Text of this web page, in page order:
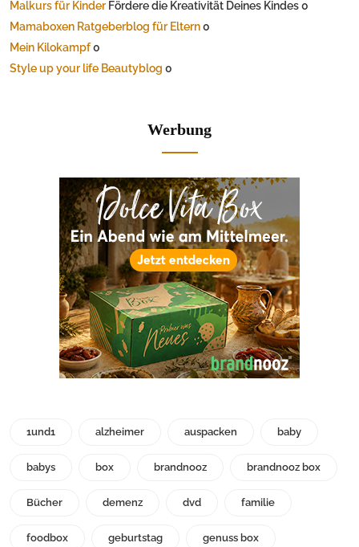
Malkurs für Kinder Fördere die Kreativität Deines Kindes 0
Mamaboxen Ratgeberblog für Eltern0
Mein Kilokampf0
Style up your life Beautyblog 0
Werbung
1und1 alzheimer auspacken baby
babys box brandnooz brandnooz box
Bücher demenz dvd familie
foodbox geburtstag genuss box